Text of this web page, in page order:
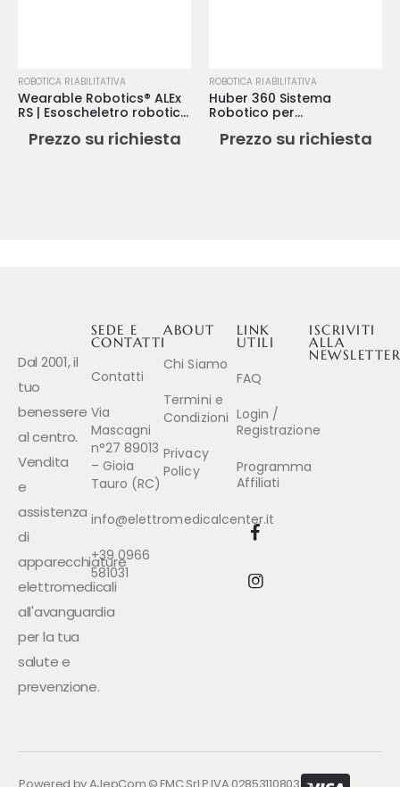
ROBOTICA RIABILITATIVA
Wearable Robotics® ALEx
RS | Esoscheletro robotico
Prezzo su richiesta
ROBOTICA RIABILITATIVA
Huber 360 Sistema
Robotico per
e Posturale
Prezzo su richiesta
Dal 2001, il
tuo
benessere
al centro.
Vendita
e
assistenza
di
apparecchiature
elettromedicali
all'avanguardia
per la tua
salute e
prevenzione.
LINK
UTILI
FAQ
Login /
Registrazione
Programma
Affiliati
ABOUT
Chi Siamo
Termini e
Condizioni
Privacy
Policy
SEDE E
CONTATTI
Contatti
Via
Mascagni
n°27 89013
– Gioia
Tauro (RC)
info@elettromedicalcenter.it
+39 0966
581031
ISCRIVITI
ALLA
Powered by AJepCom © EMC Srl P.IVA 02853110803